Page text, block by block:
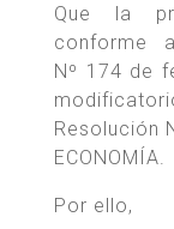
Que la
conforme
Nº 174 de
Resolución
ECONOMÍA.
Por ello,